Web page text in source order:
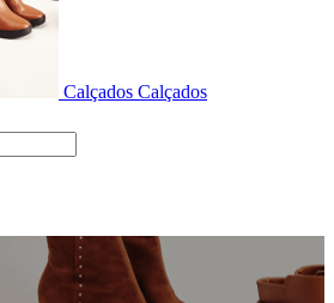
Calçados Calçados